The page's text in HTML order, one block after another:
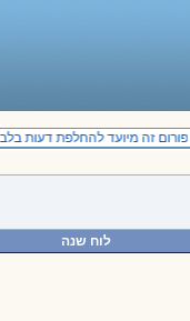
פורום זה מיועד להחלפת דעות
לוח שנה